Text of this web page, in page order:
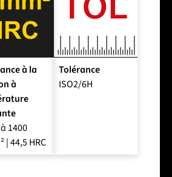
à la
à
1400
| 44,5 HRC
Tolérance
ISO2/6H